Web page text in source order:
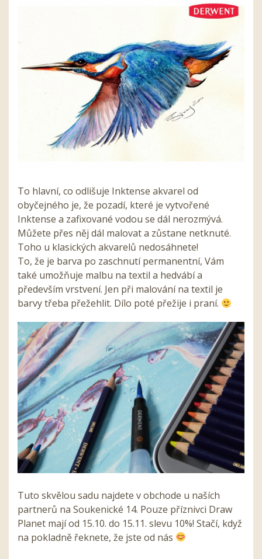
To hlavní, co odlišuje Inktense akvarel od
obyčejného je, že pozadí, které je vytvořené
Inktense a zafixované vodou se dál nerozmývá.
Můžete přes něj dál malovat a zůstane netknuté.
Toho u klasických akvarelů nedosáhnete!
To, že je barva po zaschnutí permanentní, Vám
také umožňuje malbu na textil a hedvábí a
především vrstvení. Jen při malování na textil je
barvy třeba přežehlit. Dílo poté přežije i praní.
Tuto skvělou sadu najdete v obchode u naších
partnerů na Soukenické 14. Pouze příznivci Draw
Planet mají od 15.10. do 15.11. slevu 10%! Stačí, když
na pokladně řeknete, že jste od nás